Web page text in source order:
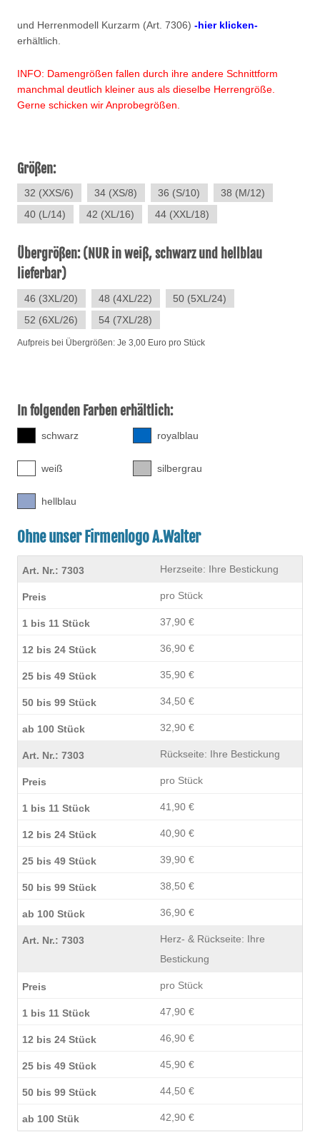
und Herrenmodell Kurzarm (Art. 7306) -hier klicken-
erhältlich.
INFO: Damengrößen fallen durch ihre andere Schnittform
manchmal deutlich kleiner aus als dieselbe Herrengröße.
Gerne schicken wir Anprobegrößen.
Größen:
32 (XXS/6) 34 (XS/8) 36 (S/10)
38 (M/12)
40 (L/14)
42 (XL/16) 44 (XXL/18)
Übergrößen: (NUR in weiß, schwarz und hellblau
lieferbar)
46 (3XL/20) 48 (4XL/22)
50 (5XL/24)
52 (6XL/26)
54 (7XL/28)
Aufpreis bei Übergrößen: Je 3,00 Euro pro Stück
In folgenden Farben erhältlich:
schwarz royalblau
weiß silbergrau
hellblau
Ohne unser Firmenlogo A.Walter
Herzseite: Ihre Bestickung
pro Stück
37,90 €
36,90 €
35,90 €
34,50 €
32,90 €
Rückseite: Ihre Bestickung
pro Stück
41,90 €
40,90 €
39,90 €
38,50 €
36,90 €
Herz- & Rückseite: Ihre
Bestickung
pro Stück
47,90 €
46,90 €
45,90 €
44,50 €
42,90 €